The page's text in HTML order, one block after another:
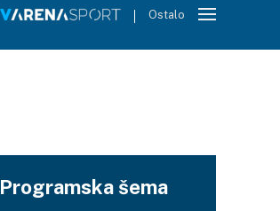
Ostalo
Programska šema